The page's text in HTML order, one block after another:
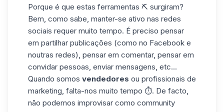
Porque é que estas ferramentas ⛏️ surgiram?
Bem, como sabe, manter-se ativo nas redes
sociais requer muito tempo. É preciso pensar
em partilhar publicações (como no Facebook e
noutras redes), pensar em comentar, pensar em
convidar pessoas, enviar mensagens, etc...
Quando somos vendedores ou profissionais de
marketing, falta-nos muito tempo ⏱️. De facto,
não podemos improvisar como community